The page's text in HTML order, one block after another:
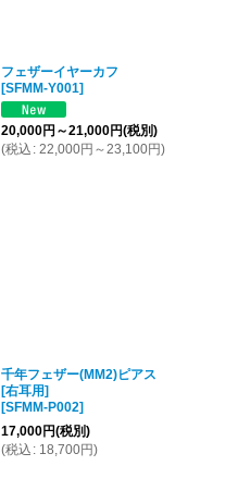
フェザーイヤーカフ
[SFMM-Y001]
20,000円 ～21,000円(税別)
(税込 : 22,000円 ～23,100円)
千年フェザー(MM2)ピアス
[右耳用]
[SFMM-P002]
17,000円(税別)
(税込 : 18,700円)